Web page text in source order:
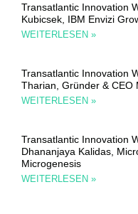
Transatlantic Innovation
Kubicsek, IBM Envizi
WEITERLESEN »
Transatlantic Innovation
Tharian, Gründer & CEO
WEITERLESEN »
Transatlantic Innovation
Dhananjaya Kalidas,
Microgenesis
WEITERLESEN »